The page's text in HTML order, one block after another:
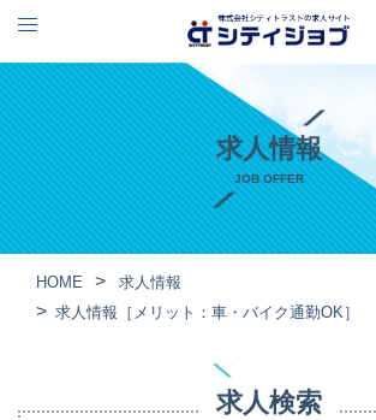
求人情報
JOB OFFER
HOME
求人情報
求人情報［メリット：車・バイク通勤OK］
求人検索